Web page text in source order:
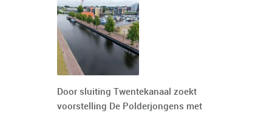
Door sluiting Twentekanaal zoekt
voorstelling De Polderjongens met